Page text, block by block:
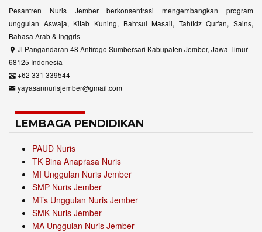
Pesantren Nuris Jember berkonsentrasi mengembangkan program
unggulan Aswaja, Kitab Kuning, Bahtsul Masail, Tahfidz Qur'an, Sains,
Bahasa Arab & Inggris
Jl Pangandaran 48 Antirogo Sumbersari Kabupaten Jember, Jawa Timur
68125 Indonesia
+62 331 339544
yayasannurisjember@gmail.com
LEMBAGA PENDIDIKAN
PAUD Nuris
TK Bina Anaprasa Nuris
MI Unggulan Nuris Jember
SMP Nuris Jember
MTs Unggulan Nuris Jember
SMK Nuris Jember
MA Unggulan Nuris Jember